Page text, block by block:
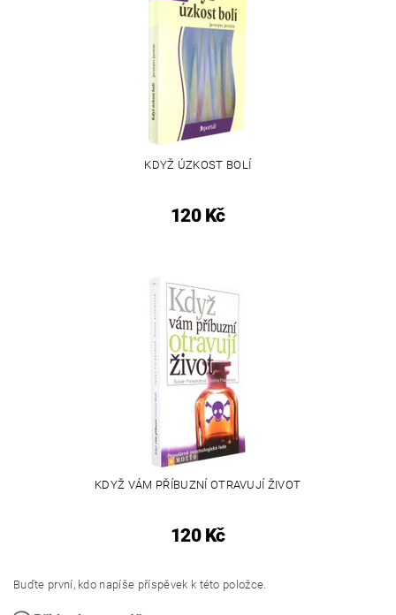
KDYŽ ÚZKOST BOLÍ
120 Kč
KDYŽ VÁM PŘÍBUZNÍ OTRAVUJÍ ŽIVOT
120 Kč
Buďte první, kdo napíše příspěvek k této položce.